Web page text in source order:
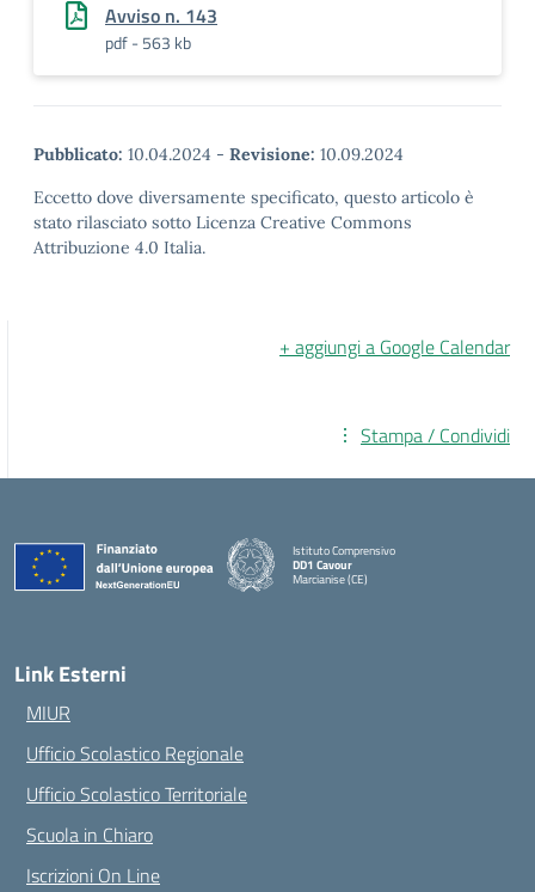
Avviso n. 143
pdf - 563 kb
Pubblicato: 10.04.2024 - Revisione: 10.09.2024
Eccetto dove diversamente specificato, questo articolo è
stato rilasciato sotto Licenza Creative Commons
Attribuzione 4.0 Italia.
+ aggiungi a Google Calendar
Stampa / Condividi
Istituto Comprensivo
DD1 Cavour
Marcianise (CE)
Link Esterni
MIUR
Ufficio Scolastico Regionale
Ufficio Scolastico Territoriale
Scuola in Chiaro
Iscrizioni On Line